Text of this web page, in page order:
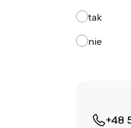
tak
nie
+48